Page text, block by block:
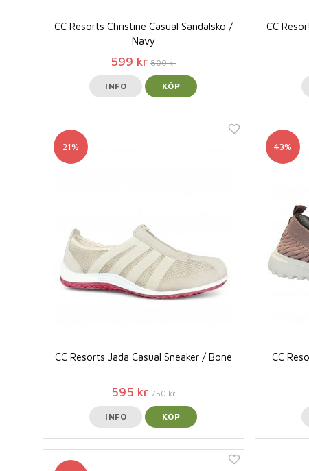
CC Resorts Christine Casual Sandalsko /
Navy
599 kr 800 kr
INFO KÖP
CC
21%
CC Resorts Jada Casual Sneaker / Bone
595 kr 750 kr
INFO KÖP
43%
CC